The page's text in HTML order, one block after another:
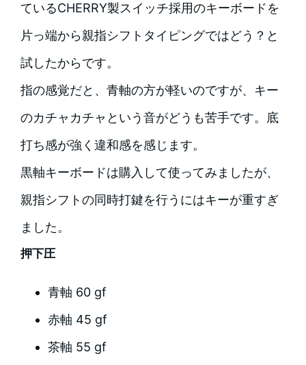
ているCHERRY製スイッチ採用のキーボードを
片っ端から親指シフトタイピングではどう？と
試したからです。
指の感覚だと、青軸の方が軽いのですが、キー
のカチャカチャという音がどうも苦手です。底
打ち感が強く違和感を感じます。
黒軸キーボードは購入して使ってみましたが、
親指シフトの同時打鍵を行うにはキーが重すぎ
ました。
押下圧
青軸 60 gf
赤軸 45 gf
茶軸 55 gf